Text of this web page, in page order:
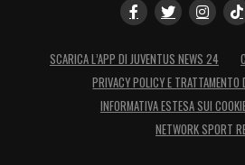
SCARICA L’APP DI JUVENTUS NEWS 24
PRIVACY POLICY E TRATTAMENTO
INFORMATIVA ESTESA SUI
NETWORK SPORT